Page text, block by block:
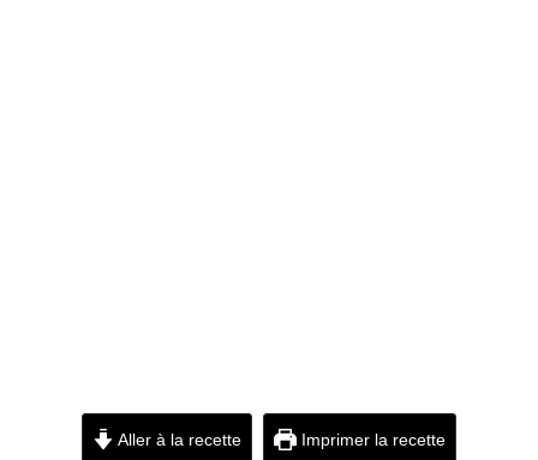
Aller à la recette Imprimer la recette